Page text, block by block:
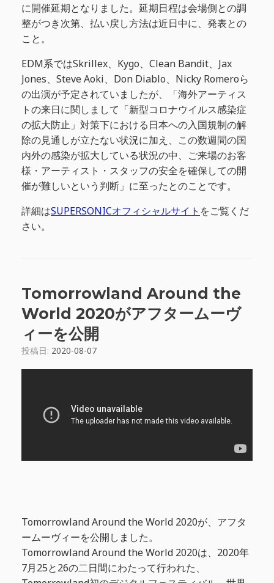
に開催延期となりました。延期日程は会場側との調
整がつき次第、払い戻し方法は近日中に、発表との
こと。
EDM系ではSkrillex、Kygo、Clean Bandit、Jax
Jones、Steve Aoki、Don Diablo、Nicky Romeroら
の出演が予定されていましたが、「海外アーティス
トの来日に関しまして「新型コロナウイルス感染症
の拡大防止」対策下における日本への入国規制の解
除の見通しが立たない状況に加え、この数週間の国
内外の感染が拡大している状況の中、ご来場のお客
様・アーティスト・スタッフの安全を確保しての開
催が難しいという判断」に至ったとのことです。
詳細はSUPERSONICオフィシャルサイト をご覧くだ
さい。
Tomorrowland Around the
World 2020がアフタームーヴ
ィーを公開
投稿日: 2020-08-07
Tomorrowland Around the World 2020が、アフタ
ームーヴィーを公開しました。
Tomorrowland Around the World 2020は、2020年
7月25と26の二日間にわたって行われた、